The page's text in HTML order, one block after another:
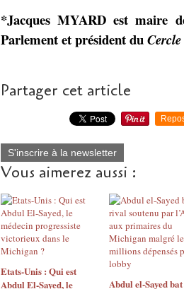
*Jacques MYARD est maire
Parlement et président du
Partager cet article
S'inscrire à la newsletter
Vous aimerez aussi :
Etats-Unis : Qui est
Abdul El-Sayed, le
Abdul el-Sayed bat